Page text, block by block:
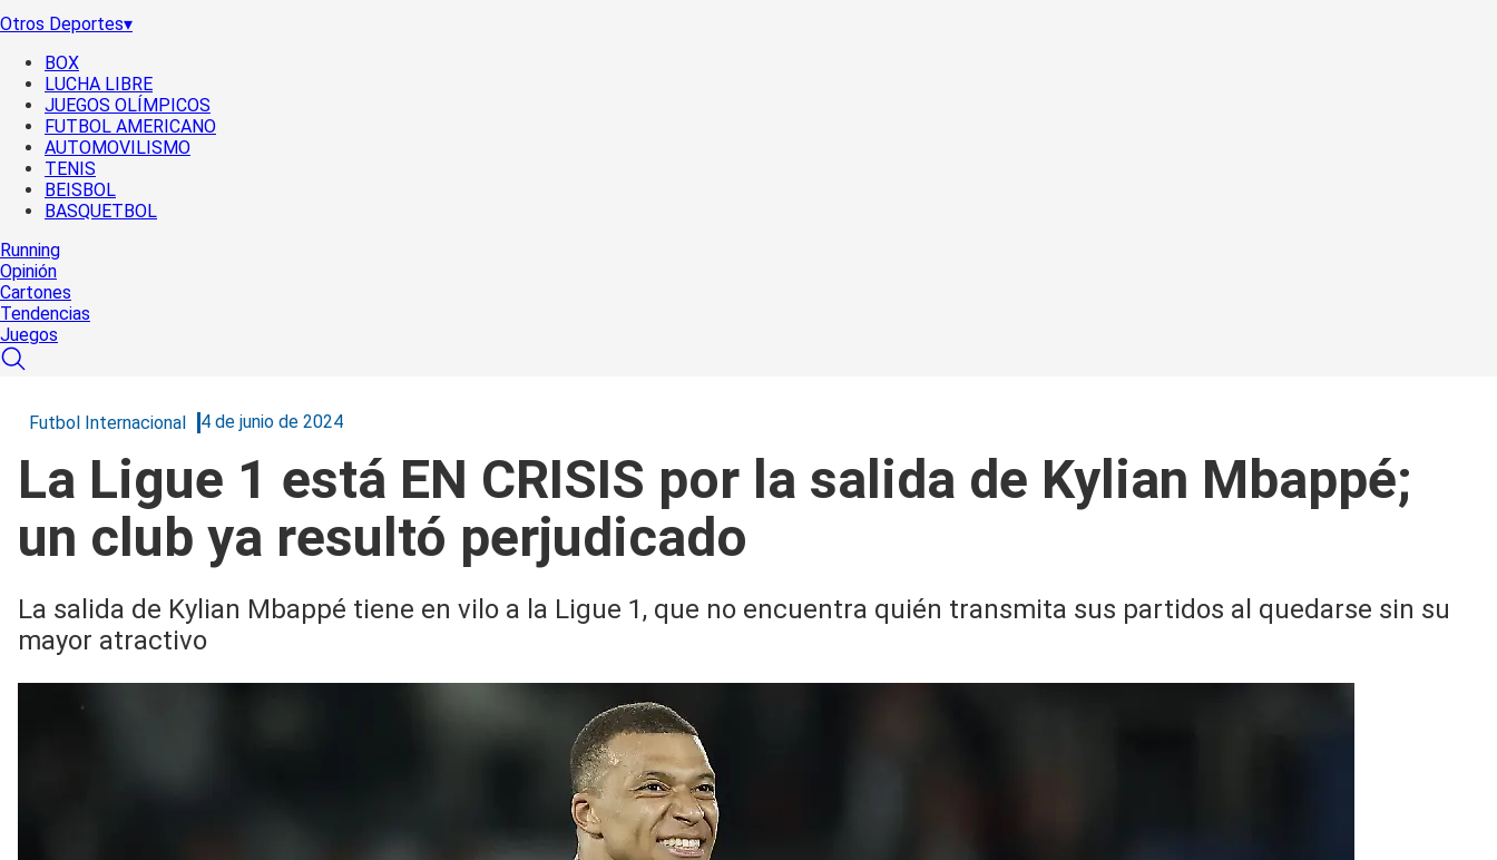
Otros Deportes▾
BOX
LUCHA LIBRE
JUEGOS OLÍMPICOS
FUTBOL AMERICANO
AUTOMOVILISMO
TENIS
BEISBOL
BASQUETBOL
Running
Opinión
Cartones
Tendencias
Juegos
Futbol Internacional 4 de junio de 2024
La Ligue 1 está EN CRISIS por la salida de Kylian Mbappé;
un club ya resultó perjudicado
La salida de Kylian Mbappé tiene en vilo a la Ligue 1, que no encuentra quién transmita sus partidos al quedarse sin su
mayor atractivo